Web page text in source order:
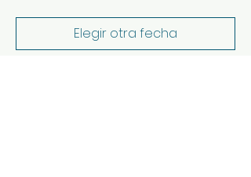
Elegir otra fecha